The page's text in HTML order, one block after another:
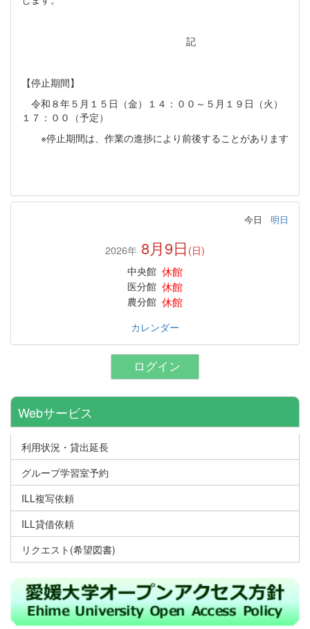
記
【停止期間】
令和８年５月１５日（金）１４：００～５月１９日（火）
１７：００（予定）
※停止期間は、作業の進捗により前後することがあります
今日 明日
2026年 8月9日 (日)
中央館 休館
医分館 休館
農分館 休館
カレンダー
ログイン
Webサービス
利用状況・貸出延長
グループ学習室予約
ILL複写依頼
ILL貸借依頼
リクエスト(希望図書)